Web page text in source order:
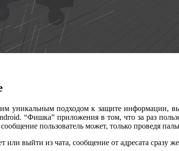
уникальным подходом к защите информации,
“Фишка” приложения в том, что за раз
пользователь может, только проведя
или выйти из чата, сообщение от адресата сразу